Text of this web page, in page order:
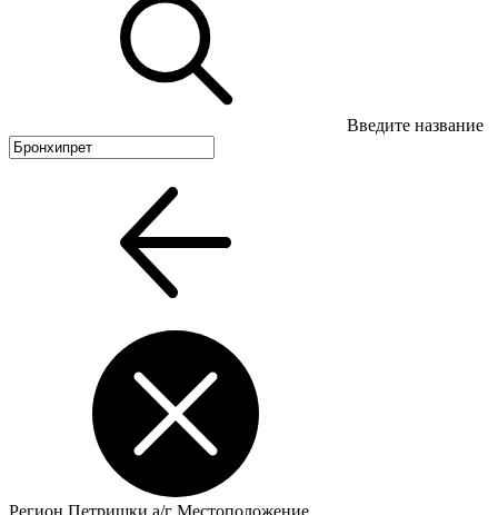
Введите название
Регион Петришки а/г Местоположение